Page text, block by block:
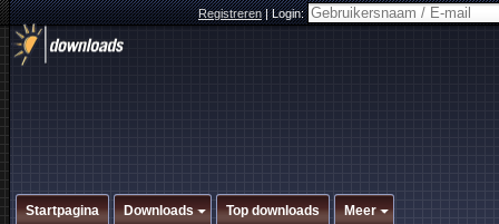
Registreren|Login:
Startpagina Downloads Top downloads Meer